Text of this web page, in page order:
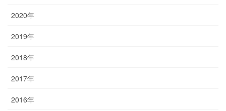
2020年
2019年
2018年
2017年
2016年